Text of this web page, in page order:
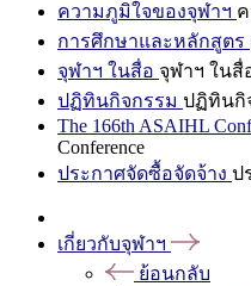
ความภูมิใจของจุฬาฯ
การศึกษาและหลักสูตร
จุฬาฯ ในสื่อ จุฬาฯ ในสื่
ปฏิทินกิจกรรม ปฏิทินกิ
The 166th ASAIHL
Conference
ประกาศจัดซื้อจัดจ้าง ป
เกี่ยวกับจุฬาฯ
ย้อนกลับ